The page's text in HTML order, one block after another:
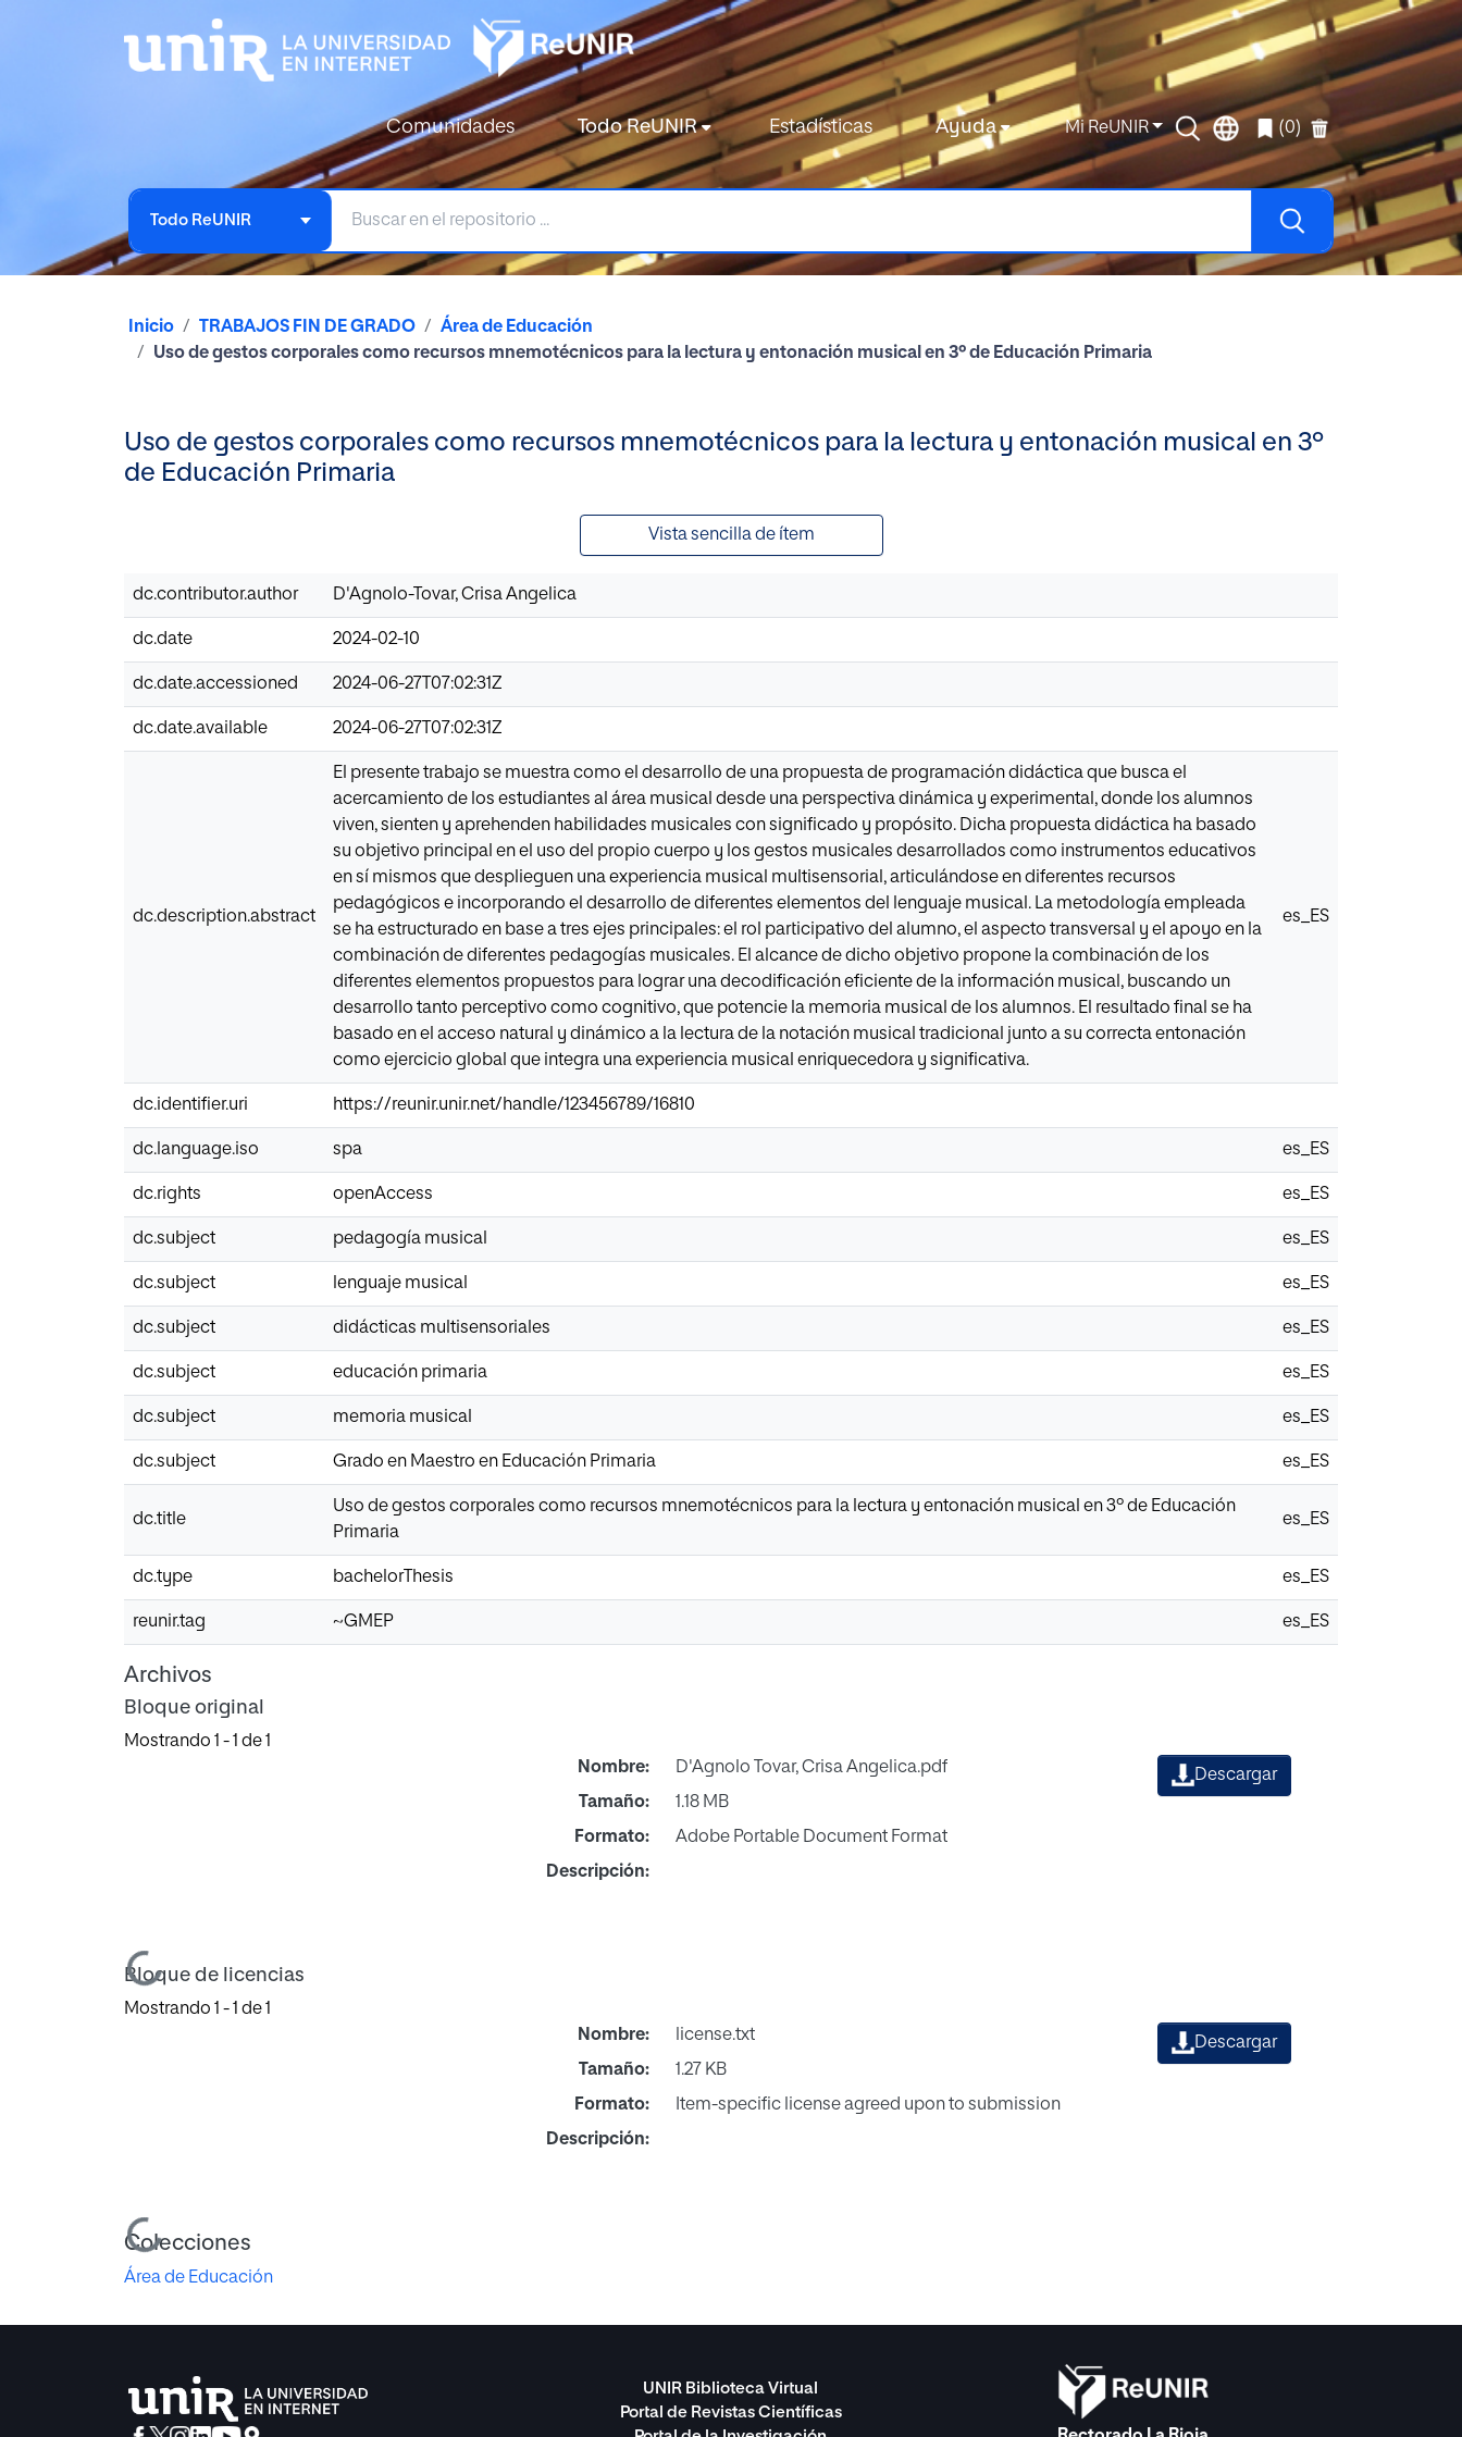
Comunidades Todo ReUNIR Estadísticas Ayuda Mi ReUNIR (0)
Todo ReUNIR
Inicio TRABAJOS FIN DE GRADO
Área de Educación
Uso de gestos corporales como recursos mnemotécnicos para la lectura y entonación musical en 3º de Educación Primaria
Uso de gestos corporales como recursos mnemotécnicos para la lectura y entonación musical en 3º
de Educación Primaria
Vista sencilla de ítem
dc.contributor.author D'Agnolo-Tovar, Crisa Angelica
dc.date 2024-02-10
dc.date.accessioned 2024-06-27T07:02:31Z
dc.date.available 2024-06-27T07:02:31Z
dc.description.abstract
El presente trabajo se muestra como el desarrollo de una propuesta de programación didáctica que busca el
acercamiento de los estudiantes al área musical desde una perspectiva dinámica y experimental, donde los alumnos
viven, sienten y aprehenden habilidades musicales con significado y propósito. Dicha propuesta didáctica ha basado
su objetivo principal en el uso del propio cuerpo y los gestos musicales desarrollados como instrumentos educativos
en sí mismos que desplieguen una experiencia musical multisensorial, articulándose en diferentes recursos
pedagógicos e incorporando el desarrollo de diferentes elementos del lenguaje musical. La metodología empleada
se ha estructurado en base a tres ejes principales: el rol participativo del alumno, el aspecto transversal y el apoyo en la
combinación de diferentes pedagogías musicales. El alcance de dicho objetivo propone la combinación de los
diferentes elementos propuestos para lograr una decodificación eficiente de la información musical, buscando un
desarrollo tanto perceptivo como cognitivo, que potencie la memoria musical de los alumnos. El resultado final se ha
basado en el acceso natural y dinámico a la lectura de la notación musical tradicional junto a su correcta entonación
como ejercicio global que integra una experiencia musical enriquecedora y significativa.
es_ES
dc.identifier.uri https://reunir.unir.net/handle/123456789/16810
dc.language.iso spa es_ES
dc.rights openAccess es_ES
dc.subject pedagogía musical es_ES
dc.subject lenguaje musical es_ES
dc.subject didácticas multisensoriales es_ES
dc.subject educación primaria es_ES
dc.subject memoria musical es_ES
dc.subject Grado en Maestro en Educación Primaria es_ES
dc.title
Uso de gestos corporales como recursos mnemotécnicos para la lectura y entonación musical en 3º de Educación
Primaria
es_ES
dc.type bachelorThesis es_ES
reunir.tag ~GMEP es_ES
Archivos
Bloque original
Mostrando 1 - 1 de 1
Cargando...
Nombre:
D'Agnolo Tovar, Crisa Angelica.pdf
Tamaño:
1.18 MB
Formato:
Adobe Portable Document Format
Descripción:
Descargar
Bloque de licencias
Mostrando 1 - 1 de 1
Cargando...
Nombre:
license.txt
Tamaño:
1.27 KB
Formato:
Item-specific license agreed upon to submission
Descripción:
Descargar
Colecciones
Área de Educación
UNIR Biblioteca Virtual
Portal de Revistas Científicas